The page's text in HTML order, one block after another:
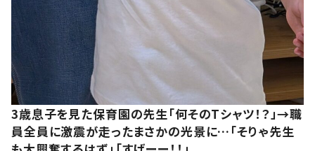
3歳息子を見た保育園の先生「何そのTシャツ！？」→職
員全員に激震が走ったまさかの光景に…「そりゃ先生